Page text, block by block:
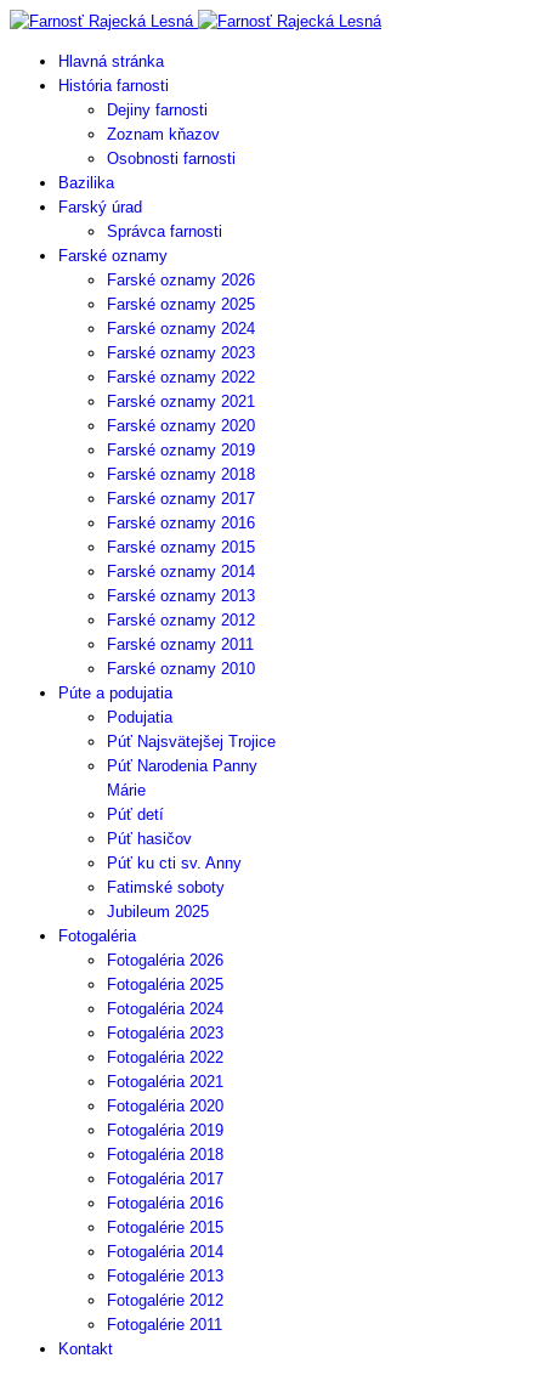
Hlavná stránka
História farnosti
Dejiny farnosti
Zoznam kňazov
Osobnosti farnosti
Bazilika
Farský úrad
Správca farnosti
Farské oznamy
Farské oznamy 2026
Farské oznamy 2025
Farské oznamy 2024
Farské oznamy 2023
Farské oznamy 2022
Farské oznamy 2021
Farské oznamy 2020
Farské oznamy 2019
Farské oznamy 2018
Farské oznamy 2017
Farské oznamy 2016
Farské oznamy 2015
Farské oznamy 2014
Farské oznamy 2013
Farské oznamy 2012
Farské oznamy 2011
Farské oznamy 2010
Púte a podujatia
Podujatia
Púť Najsvätejšej Trojice
Púť Narodenia Panny
Márie
Púť detí
Púť hasičov
Púť ku cti sv. Anny
Fatimské soboty
Jubileum 2025
Fotogaléria
Fotogaléria 2026
Fotogaléria 2025
Fotogaléria 2024
Fotogaléria 2023
Fotogaléria 2022
Fotogaléria 2021
Fotogaléria 2020
Fotogaléria 2019
Fotogaléria 2018
Fotogaléria 2017
Fotogaléria 2016
Fotogalérie 2015
Fotogaléria 2014
Fotogalérie 2013
Fotogalérie 2012
Fotogalérie 2011
Kontakt